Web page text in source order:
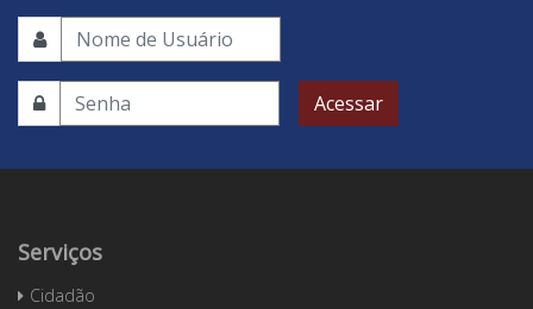
Acessar
Serviços
Cidadão